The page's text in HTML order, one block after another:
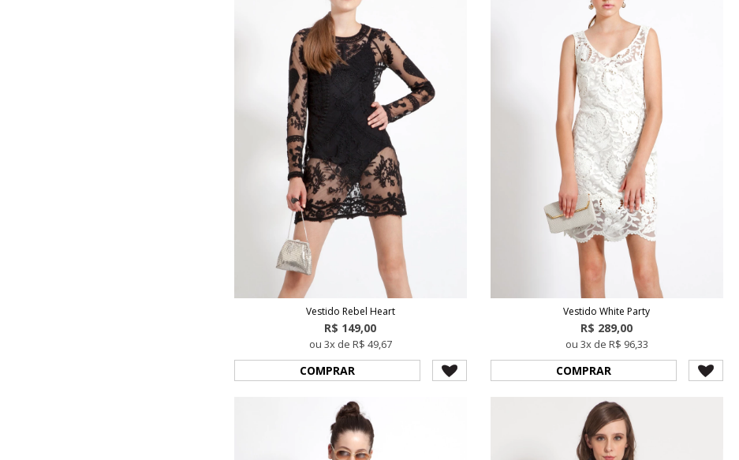
Vestido Rebel Heart
R$ 149,00
ou 3x de R$ 49,67
COMPRAR
Vestido White Party
R$ 289,00
ou 3x de R$ 96,33
COMPRAR